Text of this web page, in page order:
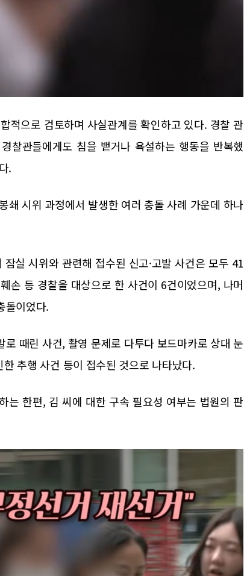
적으로 검토하며 사실관계를 확인하고 있다. 경찰 관
찰관들에게도 침을 뱉거나 욕설하는 행동을 반복했
.
쇄 시위 과정에서 발생한 여러 충돌 사례 가운데 하나
실 시위와 관련해 접수된 신고·고발 사건은 모두 41
손 등 경찰을 대상으로 한 사건이 6건이었으며, 나머
돌이었다.
때린 사건, 촬영 문제로 다투다 보드마카로 상대 눈
추행 사건 등이 접수된 것으로 나타났다.
는 한편, 김 씨에 대한 구속 필요성 여부는 법원의 판